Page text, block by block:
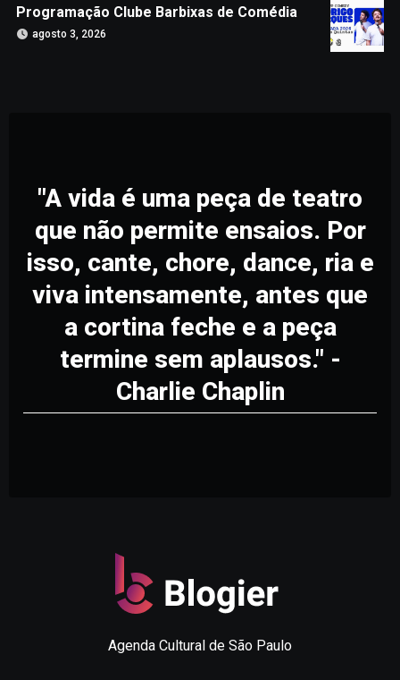
Programação Clube Barbixas de Comédia
agosto 3, 2026
"A vida é uma peça de teatro
que não permite ensaios. Por
isso, cante, chore, dance, ria e
viva intensamente, antes que
a cortina feche e a peça
termine sem aplausos." -
Charlie Chaplin
Agenda Cultural de São Paulo